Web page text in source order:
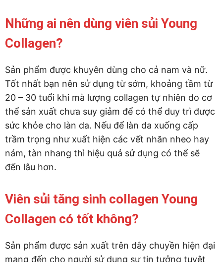
Những ai nên dùng viên sủi Young
Collagen?
Sản phẩm được khuyên dùng cho cả nam và nữ.
Tốt nhất bạn nên sử dụng từ sớm, khoảng tầm từ
20 – 30 tuổi khi mà lượng collagen tự nhiên do cơ
thể sản xuất chưa suy giảm để có thể duy trì được
sức khỏe cho làn da. Nếu để làn da xuống cấp
trầm trọng như xuất hiện các vết nhăn nheo hay
nám, tàn nhang thì hiệu quả sử dụng có thể sẽ
đến lâu hơn.
Viên sủi tăng sinh collagen Young
Collagen có tốt không?
Sản phẩm được sản xuất trên dây chuyền hiện đại
mang đến cho người sử dụng sự tin tưởng tuyệt